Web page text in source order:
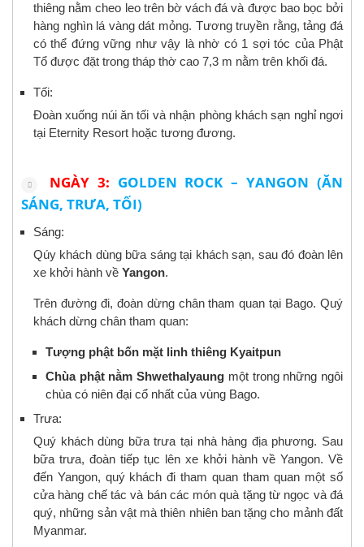
thiêng nằm cheo leo trên bờ vách đá và được bao bọc bởi
hàng nghìn lá vàng dát mỏng. Tương truyền rằng, tảng đá
có thể đứng vững như vậy là nhờ có 1 sợi tóc của Phật
Tổ được đặt trong tháp thờ cao 7,3 m nằm trên khối đá.
Tối:
Đoàn xuống núi ăn tối và nhận phòng khách sạn nghỉ ngơi
tại Eternity Resort hoặc tương đương.
NGÀY 3: GOLDEN ROCK – YANGON (ĂN
SÁNG, TRƯA, TỐI)
Sáng:
Qúy khách dùng bữa sáng tại khách sạn, sau đó đoàn lên
xe khởi hành về Yangon.
Trên đường đi, đoàn dừng chân tham quan tại Bago. Quý
khách dừng chân tham quan:
Tượng phật bốn mặt linh thiêng Kyaitpun
Chùa phật nằm Shwethalyaung một trong những ngôi
chùa có niên đại cổ nhất của vùng Bago.
Trưa:
Quý khách dùng bữa trưa tại nhà hàng địa phương. Sau
bữa trưa, đoàn tiếp tục lên xe khởi hành về Yangon. Về
đến Yangon, quý khách đi tham quan tham quan một số
cửa hàng chế tác và bán các món quà tặng từ ngọc và đá
quý, những sản vật mà thiên nhiên ban tặng cho mảnh đất
Myanmar.